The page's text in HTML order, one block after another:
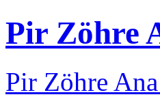
Pir Zöhre
Pir Zöhre